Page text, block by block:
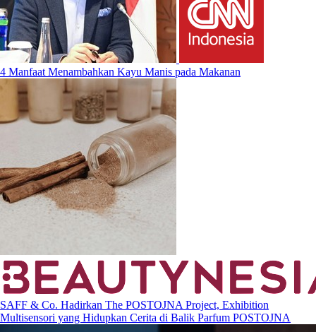
4 Manfaat Menambahkan Kayu Manis pada Makanan
SAFF & Co. Hadirkan The POSTOJNA Project, Exhibition
Multisensori yang Hidupkan Cerita di Balik Parfum POSTOJNA